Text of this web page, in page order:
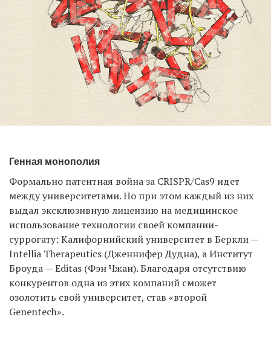
Генная монополия
Формально патентная война за CRISPR/Cas9 идет
между университетами. Но при этом каждый из них
выдал эксклюзивную лицензию на медицинское
использование технологии своей компании-
суррогату: Калифорнийский университет в Беркли —
Intellia Therapeutics (Дженнифер Дудна), а Институт
Броуда — Editas (Фэн Чжан). Благодаря отсутствию
конкурентов одна из этих компаний сможет
озолотить свой университет, став «второй
Genentech».